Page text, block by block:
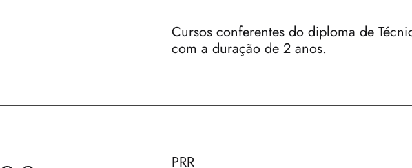
Cursos conferentes do diploma de
com a duração de 2 anos.
PRR